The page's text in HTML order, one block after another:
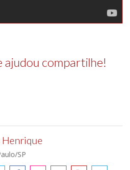
ajudou compartilhe!
Henrique
SP